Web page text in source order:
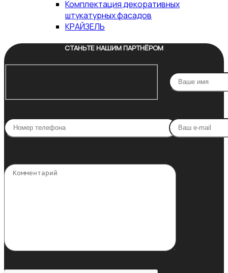
Комплектация декоративных
штукатурных фасадов
КРАЙЗЕЛЬ
СТАНЬТЕ НАШИМ ПАРТНЁРОМ